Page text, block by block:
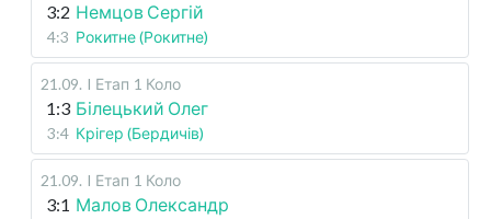
3:2 Немцов Сергій
4:3 Рокитне (Рокитне)
21.09. I Етап 1 Коло
1:3 Білецький Олег
3:4 Крігер (Бердичів)
21.09. I Етап 1 Коло
3:1 Малов Олександр